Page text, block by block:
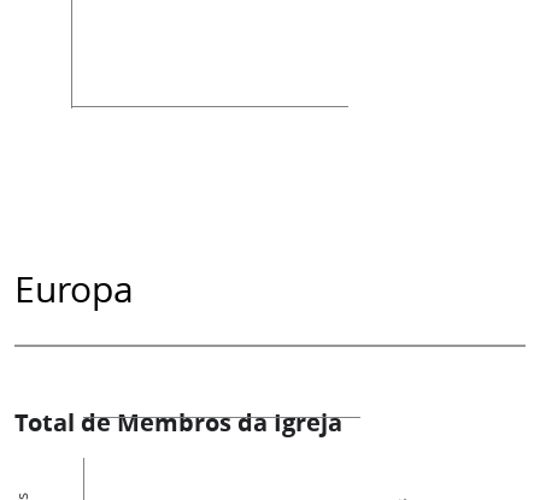
Europa
Total de Membros da Igreja